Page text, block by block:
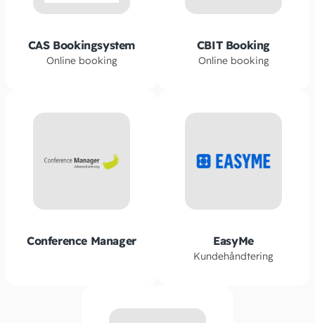
CAS Bookingsystem
Online booking
CBIT Booking
Online booking
Conference Manager EasyMe
Kundehåndtering